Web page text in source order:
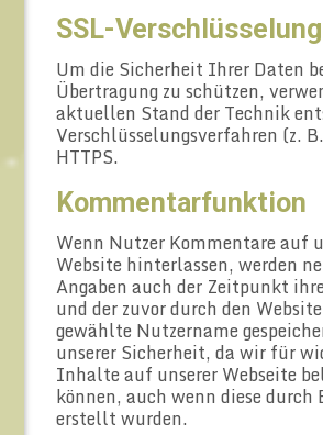
SSL-Verschlüsselung
Um die Sicherheit Ihrer Daten
Übertragung zu schützen,
aktuellen Stand der Technik
Verschlüsselungsverfahren (z.
HTTPS.
Kommentarfunktion
Wenn Nutzer Kommentare auf
Website hinterlassen, werden
Angaben auch der Zeitpunkt
und der zuvor durch den
gewählte Nutzername
unserer Sicherheit, da wir für
Inhalte auf unserer Webseite
können, auch wenn diese durch
erstellt wurden.